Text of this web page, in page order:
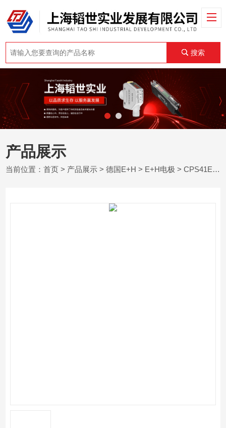
搜索
产品展示
当前位置：首页 > 产品展示 >德国E+H > E+H电极 > CPS41E-BA7BSC2E+H恩德斯豪斯电极CPS41E